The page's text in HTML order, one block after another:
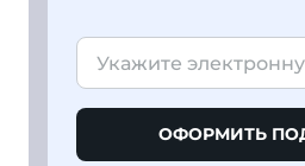
ОФОРМИТЬ